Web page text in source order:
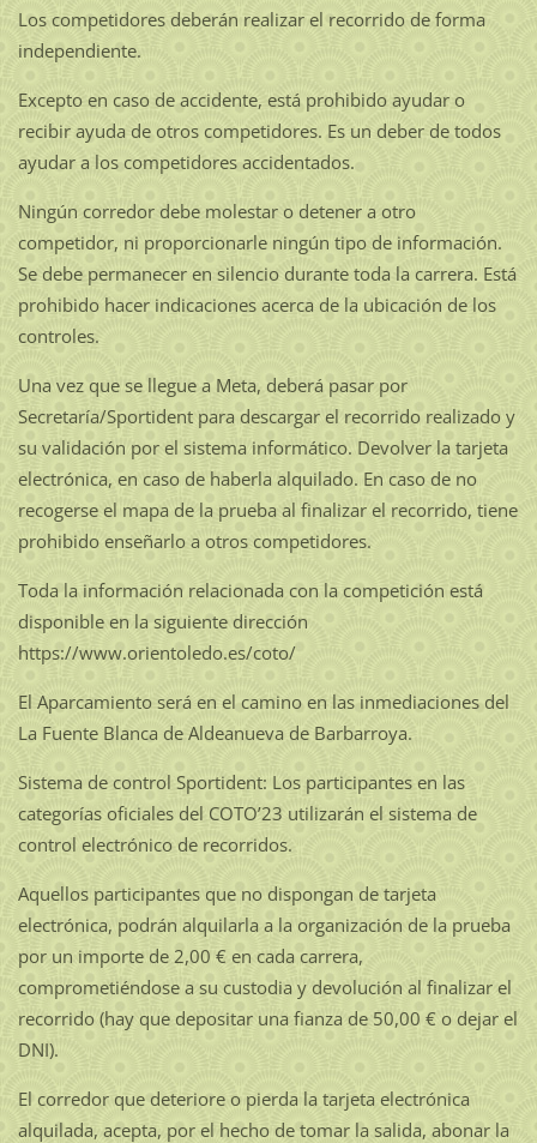
Los competidores deberán realizar el recorrido de forma
independiente.
Excepto en caso de accidente, está prohibido ayudar o
recibir ayuda de otros competidores. Es un deber de todos
ayudar a los competidores accidentados.
Ningún corredor debe molestar o detener a otro
competidor, ni proporcionarle ningún tipo de información.
Se debe permanecer en silencio durante toda la carrera. Está
prohibido hacer indicaciones acerca de la ubicación de los
controles.
Una vez que se llegue a Meta, deberá pasar por
Secretaría/Sportident para descargar el recorrido realizado y
su validación por el sistema informático. Devolver la tarjeta
electrónica, en caso de haberla alquilado. En caso de no
recogerse el mapa de la prueba al finalizar el recorrido, tiene
prohibido enseñarlo a otros competidores.
Toda la información relacionada con la competición está
disponible en la siguiente dirección
https://www.orientoledo.es/coto/
El Aparcamiento será en el camino en las inmediaciones del
La Fuente Blanca de Aldeanueva de Barbarroya.
Sistema de control Sportident: Los participantes en las
categorías oficiales del COTO’23 utilizarán el sistema de
control electrónico de recorridos.
Aquellos participantes que no dispongan de tarjeta
electrónica, podrán alquilarla a la organización de la prueba
por un importe de 2,00 € en cada carrera,
comprometiéndose a su custodia y devolución al finalizar el
recorrido (hay que depositar una fianza de 50,00 € o dejar el
DNI).
El corredor que deteriore o pierda la tarjeta electrónica
alquilada, acepta, por el hecho de tomar la salida, abonar la